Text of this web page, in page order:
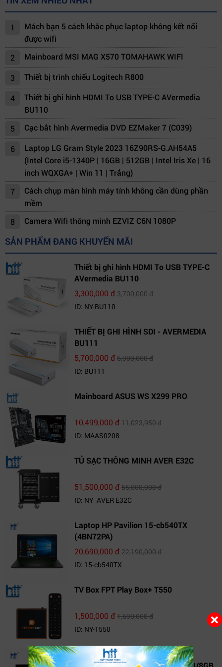
1
Mách bạn 5 cách khắc phục laptop không kết nối
được wifi
2
Mainboard MSI MAG X570 TOMAHAWK WIFI
3 Thiết bị trình chiếu Logitech R800
4
Thiết bị ghi hình HDMI To USB TYPE-C AVermedia
BU110
5
Cạc bắt hình Avermedia DVD EZMaker 7 (C039)
6
Laptop LG Gram Style 2023 16Z90RS-G.AH54A5
(Intel Core i5-1340P | 16GB | 512GB | Intel Iris Xe | 16
inch WQXGA+ | Win 11 | Trắng)
7
Cách chụp màn hình máy tính không cần dùng phần
mềm
8
Camera Wifi thông minh EZVIZ C6N 1080P
SẢN PHẨM ĐANG KHUYẾN MÃI
Thiết bị ghi hình HDMI To USB TYPE-C
AVermedia BU110
3,300,000 đ3,700,000 đ
ID: NY-BU110
THIẾT BỊ GHI HÌNH SDI - AVERMEDIA
BU111
5,700,000 đ6,300,000 đ
ID: BU111
Mainboard ASUS WS X299 PRO
10,499,000 đ11,023,950 đ
ID: MAAS0208
TỦ SẠC THÔNG MINH AVER E32C
51,500,000 đ55,000,000 đ
ID: NY_AVER E32C
Laptop HP Pavilion 15-cb540TX
(4BN72PA)
20,690,000 đ22,190,000 đ
ID: 15-cb540TX
TV Box FPT Play Box+ T550
1,500,000 đ1,690,000 đ
ID: NY-T550
Laptop AVITA LIBER V14J